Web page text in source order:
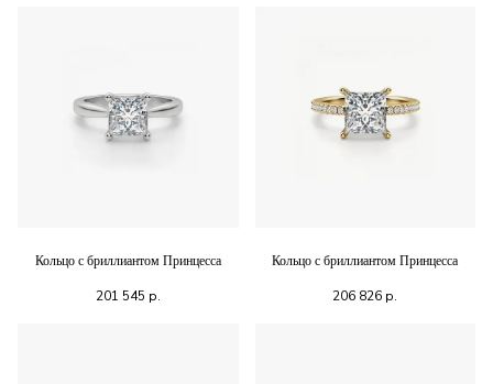
Кольцо с бриллиантом Принцесса
201 545 р.
Кольцо с бриллиантом Принцесса
206 826 р.